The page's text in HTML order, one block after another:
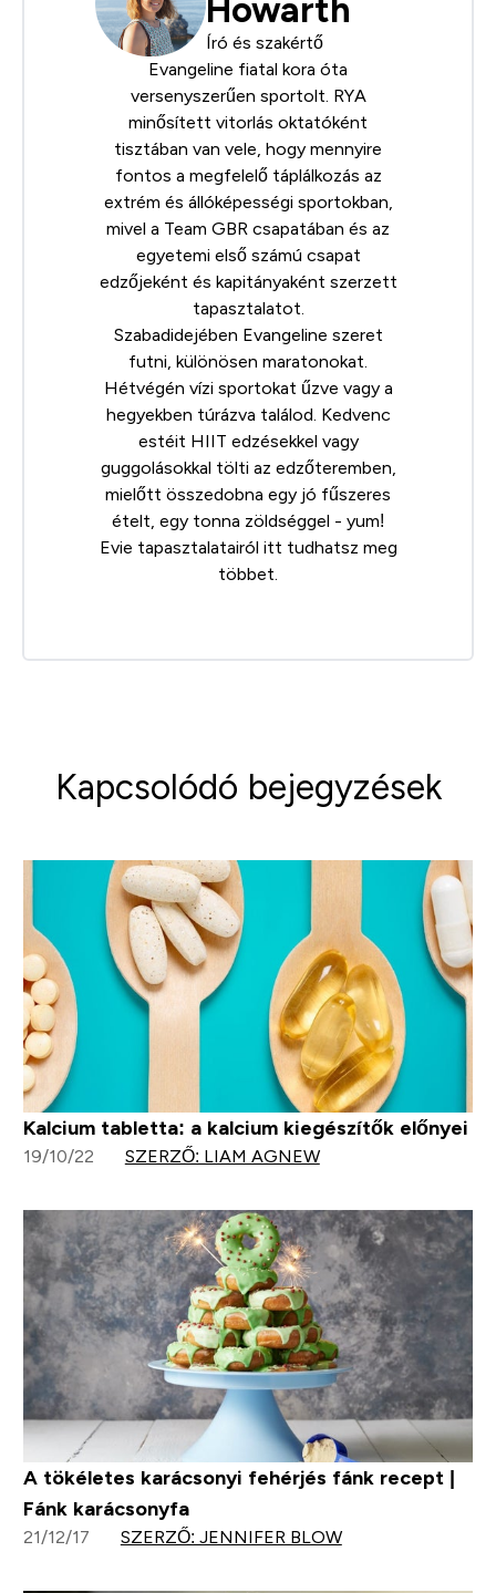
Howarth
Író és szakértő
Evangeline fiatal kora óta
versenyszerűen sportolt. RYA
minősített vitorlás oktatóként
tisztában van vele, hogy mennyire
fontos a megfelelő táplálkozás az
extrém és állóképességi sportokban,
mivel a Team GBR csapatában és az
egyetemi első számú csapat
edzőjeként és kapitányaként szerzett
tapasztalatot.
Szabadidejében Evangeline szeret
futni, különösen maratonokat.
Hétvégén vízi sportokat űzve vagy a
hegyekben túrázva találod. Kedvenc
estéit HIIT edzésekkel vagy
guggolásokkal tölti az edzőteremben,
mielőtt összedobna egy jó fűszeres
ételt, egy tonna zöldséggel - yum!
Evie tapasztalatairól itt tudhatsz meg
többet.
Kapcsolódó bejegyzések
Kalcium tabletta: a kalcium kiegészítők előnyei
19/10/22 SZERZŐ: LIAM AGNEW
A tökéletes karácsonyi fehérjés fánk recept |
Fánk karácsonyfa
21/12/17 SZERZŐ: JENNIFER BLOW